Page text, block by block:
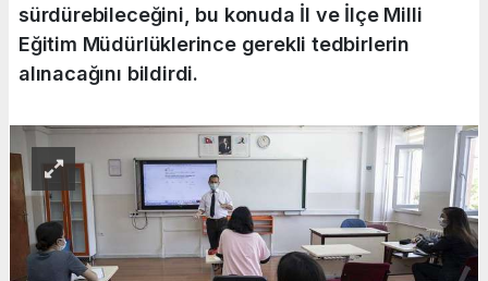
sürdürebileceğini, bu konuda İl ve İlçe Milli
Eğitim Müdürlüklerince gerekli tedbirlerin
alınacağını bildirdi.